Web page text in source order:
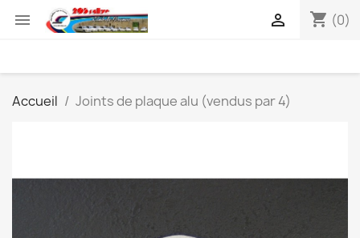
 shopping_cart (0)

Accueil Joints de plaque alu (vendus par 4)